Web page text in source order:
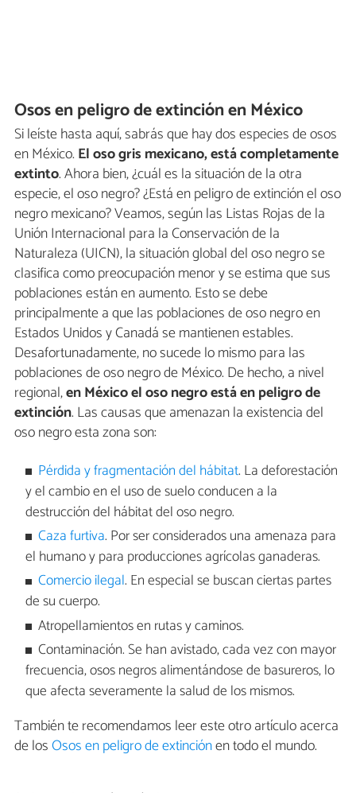
Osos en peligro de extinción en México
Si leíste hasta aquí, sabrás que hay dos especies de osos
en México. El oso gris mexicano, está completamente
extinto. Ahora bien, ¿cuál es la situación de la otra
especie, el oso negro? ¿Está en peligro de extinción el oso
negro mexicano? Veamos, según las Listas Rojas de la
Unión Internacional para la Conservación de la
Naturaleza (UICN), la situación global del oso negro se
clasifica como preocupación menor y se estima que sus
poblaciones están en aumento. Esto se debe
principalmente a que las poblaciones de oso negro en
Estados Unidos y Canadá se mantienen estables.
Desafortunadamente, no sucede lo mismo para las
poblaciones de oso negro de México. De hecho, a nivel
regional,en México el oso negro está en peligro de
extinción. Las causas que amenazan la existencia del
oso negro esta zona son:
Pérdida y fragmentación del hábitat. La deforestación
y el cambio en el uso de suelo conducen a la
destrucción del hábitat del oso negro.
Caza furtiva. Por ser considerados una amenaza para
el humano y para producciones agrícolas ganaderas.
Comercio ilegal. En especial se buscan ciertas partes
de su cuerpo.
Atropellamientos en rutas y caminos.
Contaminación. Se han avistado, cada vez con mayor
frecuencia, osos negros alimentándose de basureros, lo
que afecta severamente la salud de los mismos.
También te recomendamos leer este otro artículo acerca
de losOsos en peligro de extinciónen todo el mundo.